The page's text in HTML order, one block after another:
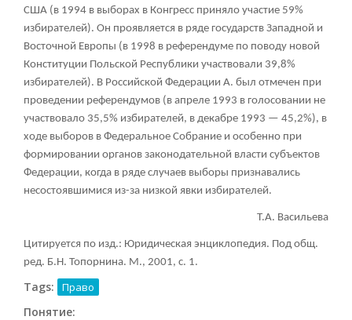
США (в 1994 в выборах в Конгресс приняло участие 59%
избирателей). Он проявляется в ряде государств Западной и
Восточной Европы (в 1998 в референдуме по поводу новой
Конституции Польской Республики участвовали 39,8%
избирателей). В Российской Федерации А. был отмечен при
проведении референдумов (в апреле 1993 в голосовании не
участвовало 35,5% избирателей, в декабре 1993 — 45,2%), в
ходе выборов в Федеральное Собрание и особенно при
формировании органов законодательной власти субъектов
Федерации, когда в ряде случаев выборы признавались
несостоявшимися из-за низкой явки избирателей.
Т.А. Васильева
Цитируется по изд.: Юридическая энциклопедия. Под общ.
ред. Б.Н. Топорнина. М., 2001, с. 1.
Tags: Право
Понятие: